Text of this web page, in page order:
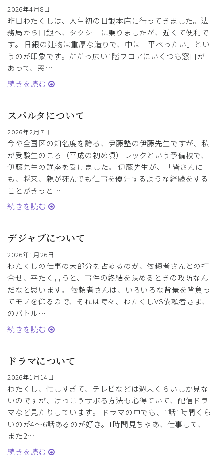
2026年4月8日
昨日わたくしは、人生初の日銀本店に行ってきました。法
務局から日銀へ、タクシーに乗りましたが、近くて便利で
す。 日銀の建物は重厚な造りで、中は「平べったい」とい
うのが印象です。だだっ広い1階フロアにいくつも窓口が
あって、窓…
続きを読む
スパルタについて
2026年2月7日
今や全国区の知名度を誇る、伊藤塾の伊藤先生ですが、私
が受験生のころ（平成の初め頃）レックという予備校で、
伊藤先生の講座を受けました。 伊藤先生が、「皆さんに
も、将来、親が死んでも仕事を優先するような経験をする
ことがきっと…
続きを読む
デジャブについて
2026年1月26日
わたくしの仕事の大部分を占めるのが、依頼者さんとの打
合せ、平たく言うと、事件の終結を決めるときの攻防なん
だなと思います。 依頼者さんは、いろいろな背景を背負っ
てモノを仰るので、それは時々、わたくしVS依頼者さま、
のバトル…
続きを読む
ドラマについて
2026年1月14日
わたくし、忙しすぎて、テレビなどは週末くらいしか見な
いのですが、けっこうサボる方法も心得ていて、配信ドラ
マなど見たりしています。 ドラマの中でも、1話1時間くら
いのが4～6話あるのが好き。1時間見ちゃあ、仕事して、
また2…
続きを読む